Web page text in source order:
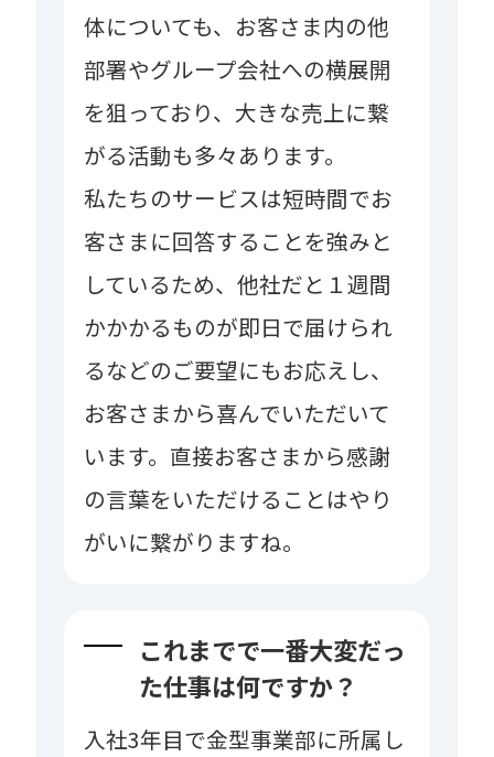
体についても、お客さま内の他
部署やグループ会社への横展開
を狙っており、大きな売上に繋
がる活動も多々あります。
私たちのサービスは短時間でお
客さまに回答することを強みと
しているため、他社だと１週間
かかかるものが即日で届けられ
るなどのご要望にもお応えし、
お客さまから喜んでいただいて
います。直接お客さまから感謝
の言葉をいただけることはやり
がいに繋がりますね。
これまでで一番大変だっ
た仕事は何ですか？
入社3年目で金型事業部に所属し